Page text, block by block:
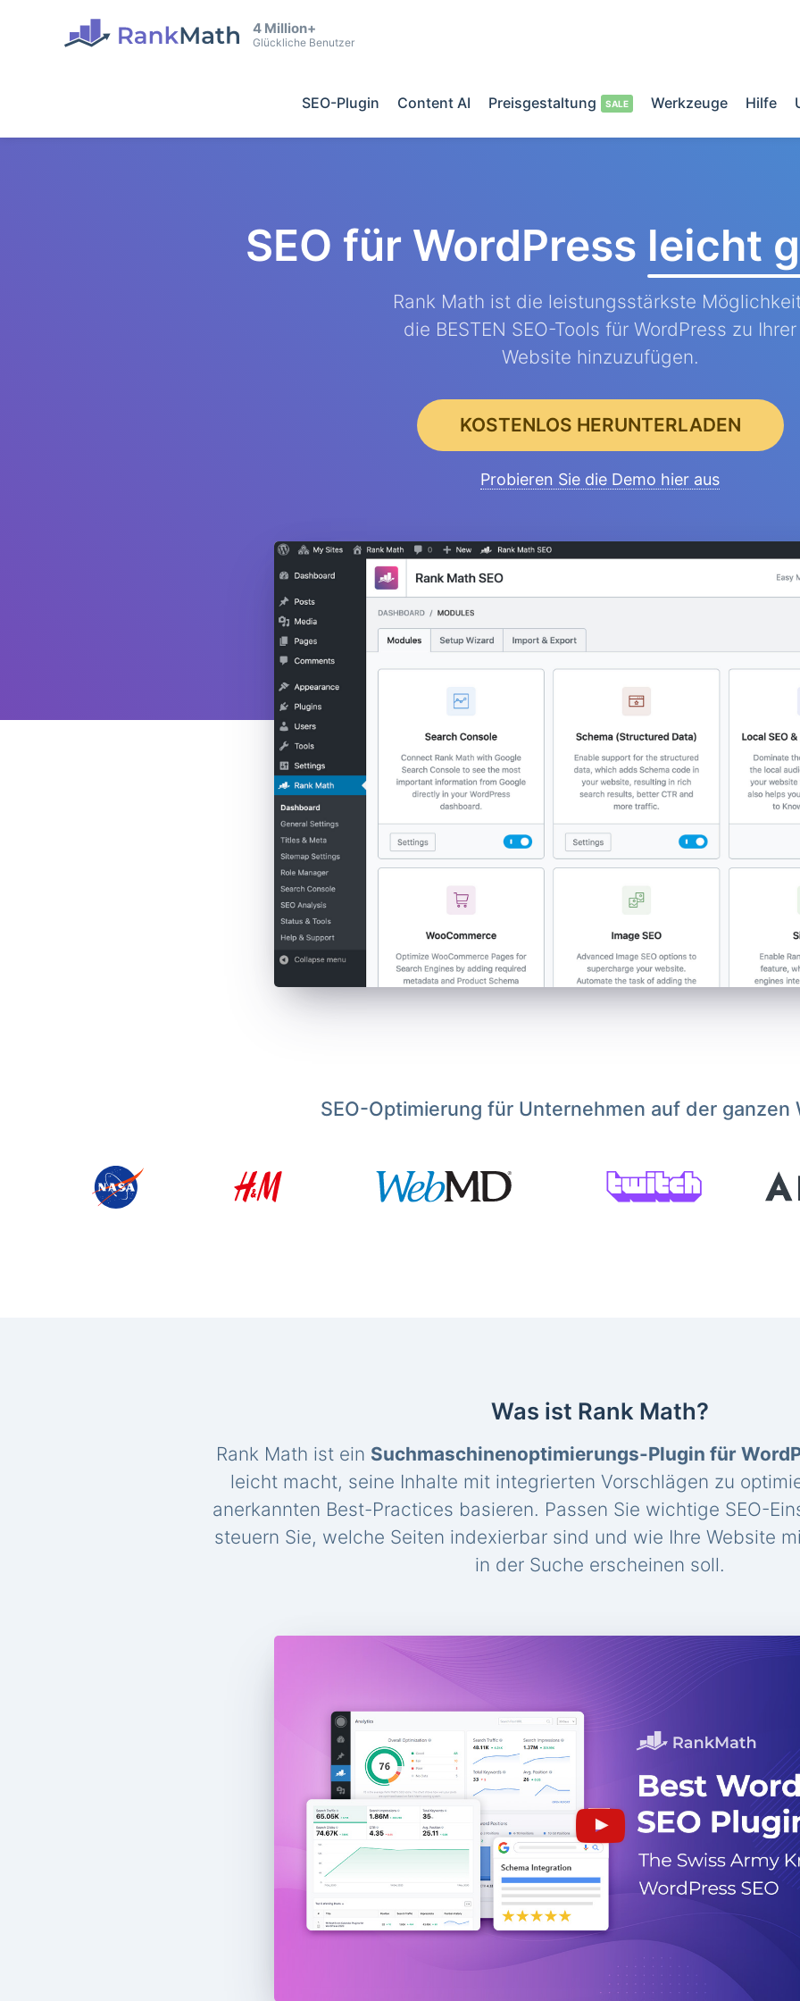
4 Million+
Glückliche Benutzer
SEO-Plugin Content AI Preisgestaltung Werkzeuge Hilfe
SEO für WordPress leicht
Rank Math ist die leistungsstärkste
die BESTEN SEO-Tools für WordPress zu Ihrer
Website hinzuzufügen.
KOSTENLOS HERUNTERLADEN
Probieren Sie die Demo hier aus
SEO-Optimierung für Unternehmen auf der ganzen
Was ist Rank Math?
Rank Math ist ein Suchmaschinenoptimierungs-Plugin für
leicht macht, seine Inhalte mit integrierten Vorschlägen zu
anerkannten Best-Practices basieren. Passen Sie wichtige SEO-
steuern Sie, welche Seiten indexierbar sind und wie Ihre Website
in der Suche erscheinen soll.